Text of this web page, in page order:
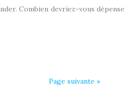
Combien devriez-vous
Page suivante »